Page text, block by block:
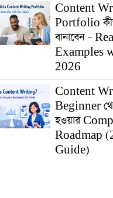
Content
Portfolio
বানাবেন –
Examples
2026
Content
Beginner
হওয়ার
Roadmap
Guide)